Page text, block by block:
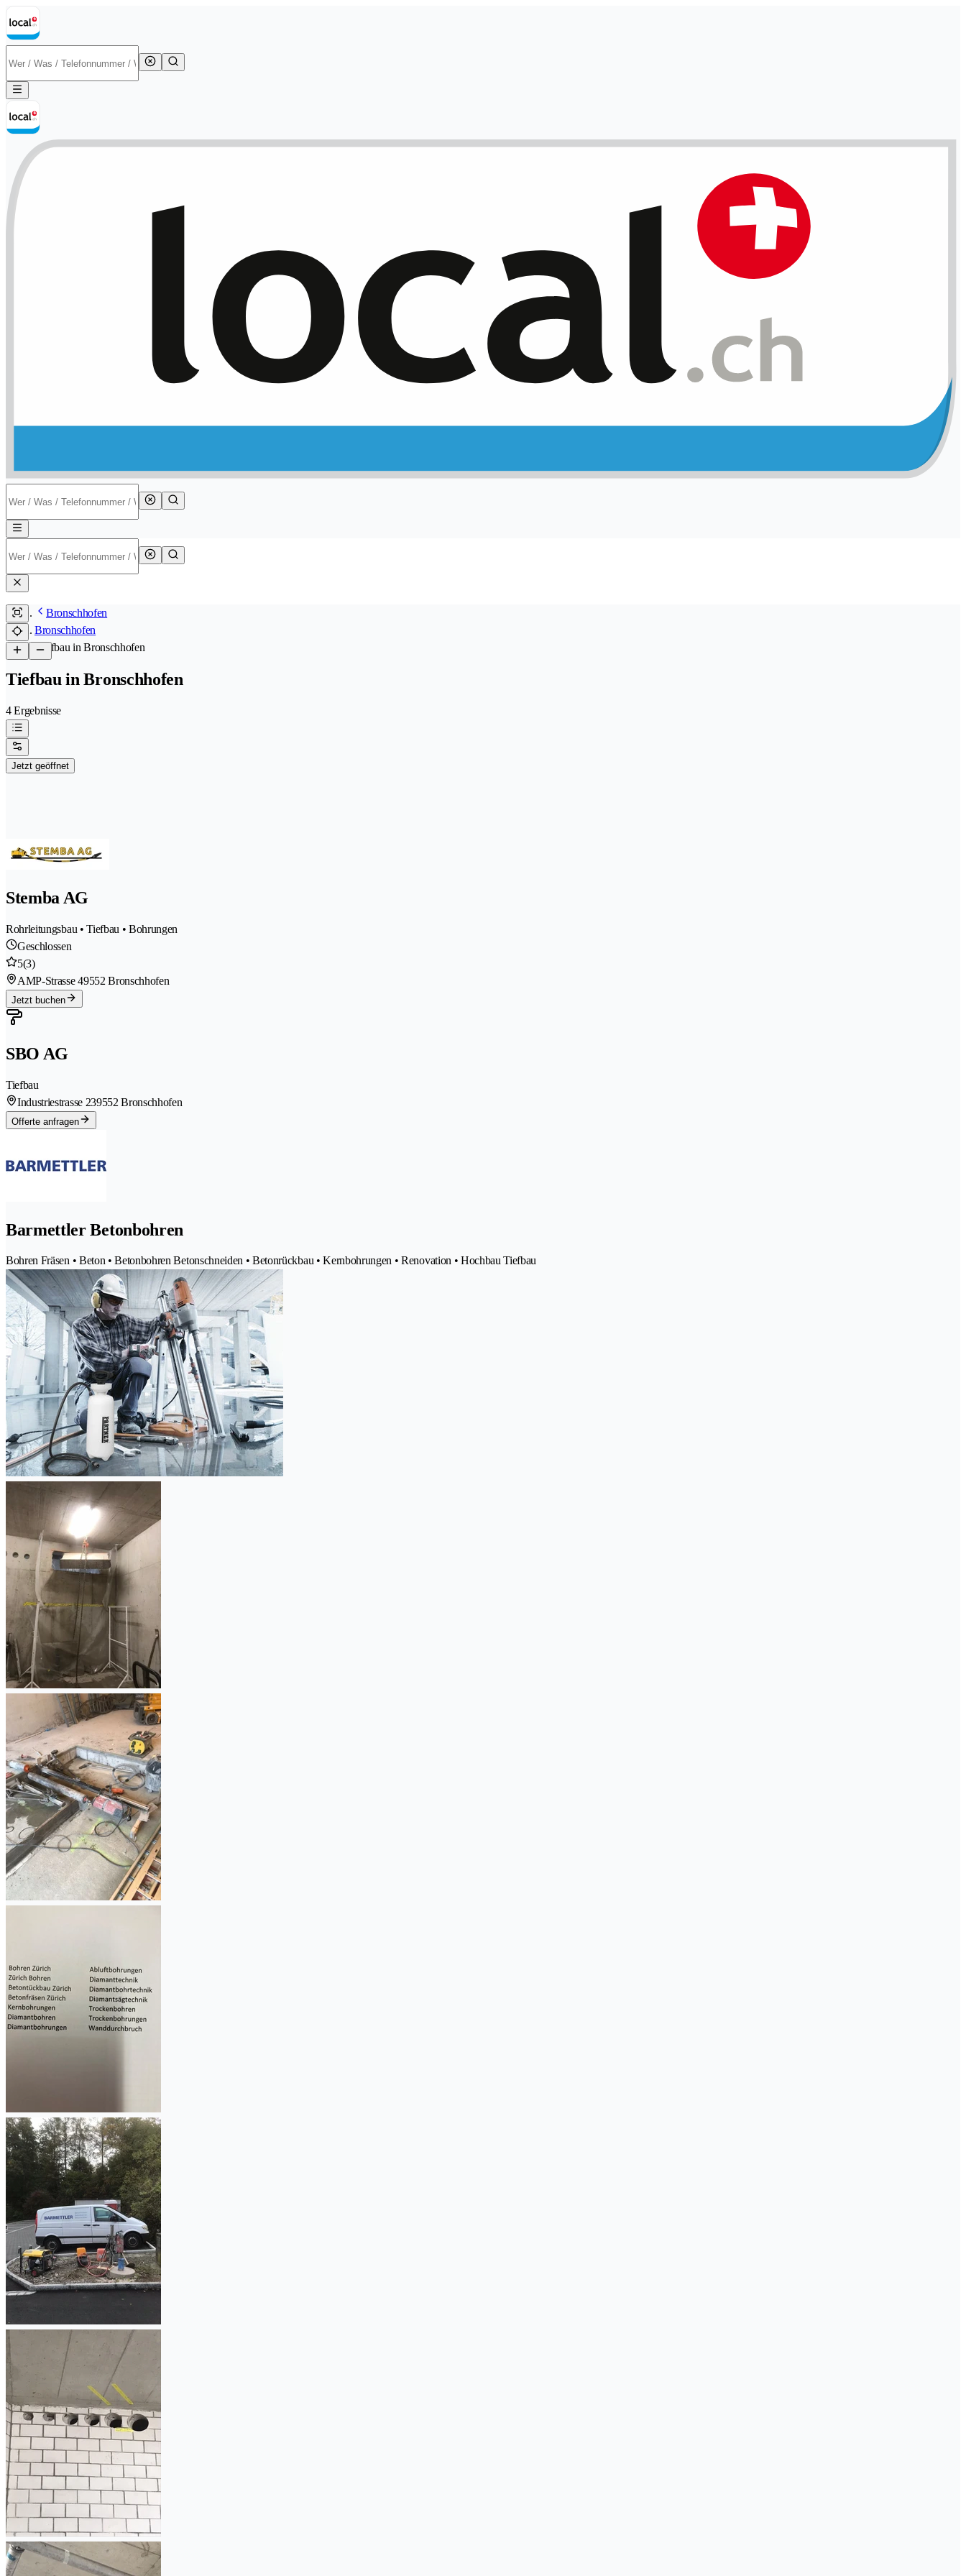
Bronschhofen
Bronschhofen
/Tiefbau in Bronschhofen
Tiefbau in Bronschhofen
4 Ergebnisse
Jetzt geöffnet
Stemba AG
Rohrleitungsbau • Tiefbau • Bohrungen
Geschlossen
5(3)
AMP-Strasse 49552 Bronschhofen
Jetzt buchen
SBO AG
Tiefbau
Industriestrasse 239552 Bronschhofen
Offerte anfragen
Barmettler Betonbohren
Bohren Fräsen • Beton • Betonbohren Betonschneiden • Betonrückbau • Kernbohrungen • Renovation • Hochbau Tiefbau